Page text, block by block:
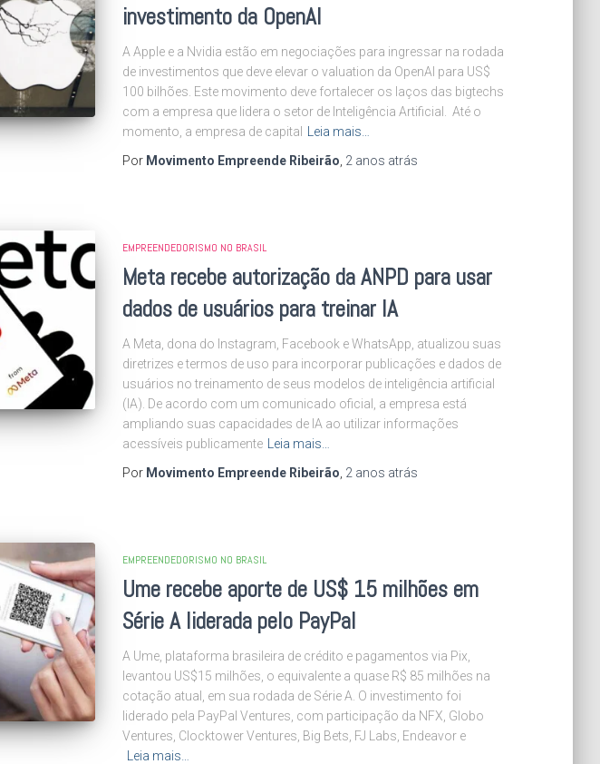
investimento da OpenAI
A Apple e a Nvidia estão em negociações para ingressar na rodada
de investimentos que deve elevar o valuation da OpenAI para US$
100 bilhões. Este movimento deve fortalecer os laços das bigtechs
com a empresa que lidera o setor de Inteligência Artificial. Até o
momento, a empresa de capital
Leia mais…
Por Movimento Empreende Ribeirão 2 anos atrás
EMPREENDEDORISMO NO BRASIL
Meta recebe autorização da ANPD para usar
dados de usuários para treinar IA
A Meta, dona do Instagram, Facebook e WhatsApp, atualizou suas
diretrizes e termos de uso para incorporar publicações e dados de
usuários no treinamento de seus modelos de inteligência artificial
(IA). De acordo com um comunicado oficial, a empresa está
ampliando suas capacidades de IA ao utilizar informações
acessíveis publicamente
Leia mais…
Por Movimento Empreende Ribeirão 2 anos atrás
EMPREENDEDORISMO NO BRASIL
Ume recebe aporte de US$ 15 milhões em
Série A liderada pelo PayPal
A Ume, plataforma brasileira de crédito e pagamentos via Pix,
levantou US$15 milhões, o equivalente a quase R$ 85 milhões na
cotação atual, em sua rodada de Série A. O investimento foi
liderado pela PayPal Ventures, com participação da NFX, Globo
Ventures, Clocktower Ventures, Big Bets, FJ Labs, Endeavor e
Leia mais…